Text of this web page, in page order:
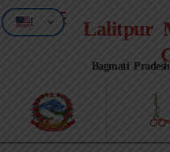
Lalitpur
Bagmati